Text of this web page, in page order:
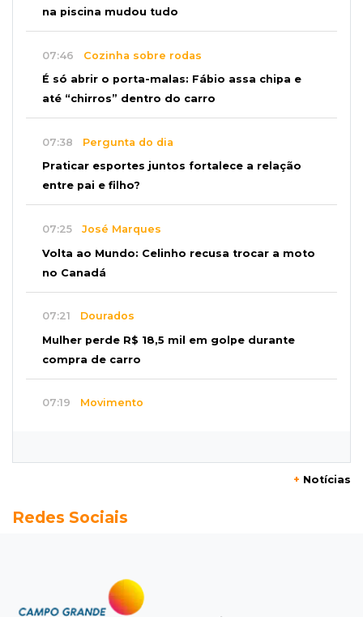
na piscina mudou tudo
07:46 Cozinha sobre rodas
É só abrir o porta-malas: Fábio assa chipa e
até “chirros” dentro do carro
07:38 Pergunta do dia
Praticar esportes juntos fortalece a relação
entre pai e filho?
07:25 José Marques
Volta ao Mundo: Celinho recusa trocar a moto
no Canadá
07:21 Dourados
Mulher perde R$ 18,5 mil em golpe durante
compra de carro
07:19 Movimento
MS muda regra da conservação e só pagará
Agendão
Sábado é dia de Feira das Esposas, Festival
+ Notícias
Redes Sociais